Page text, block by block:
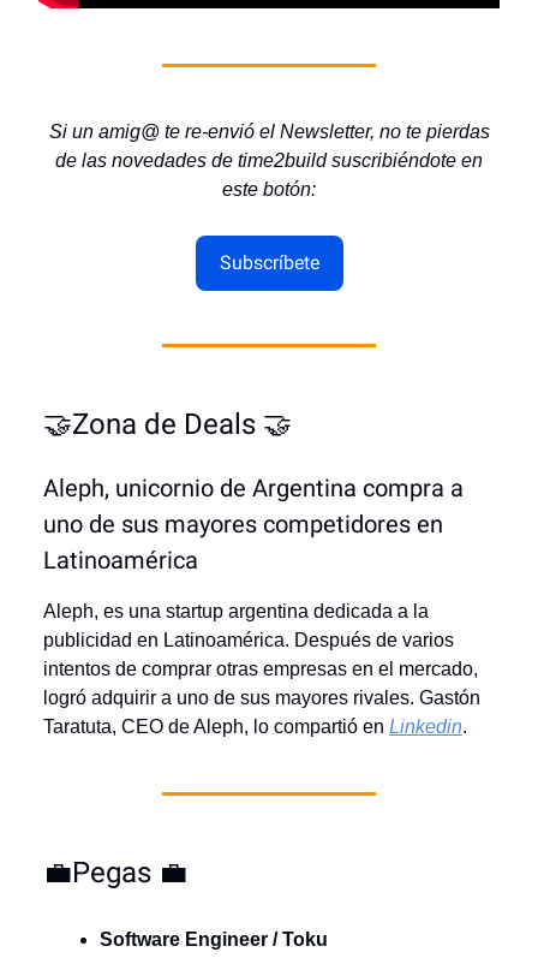
Si un amig@ te re-envió el Newsletter, no te pierdas
de las novedades de time2build suscribiéndote en
este botón:
Subscríbete
🤝Zona de Deals 🤝
Aleph, unicornio de Argentina compra a
uno de sus mayores competidores en
Latinoamérica
Aleph, es una startup argentina dedicada a la
publicidad en Latinoamérica. Después de varios
intentos de comprar otras empresas en el mercado,
logró adquirir a uno de sus mayores rivales. Gastón
Taratuta, CEO de Aleph, lo compartió en Linkedin.
💼Pegas 💼
Software Engineer / Toku